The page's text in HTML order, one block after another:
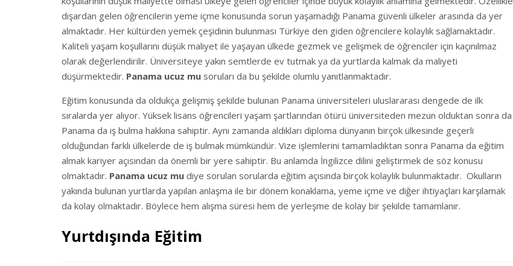
dışardan gelen öğrencilerin yeme içme konusunda sorun yaşamadığı Panama güvenli ülkeler arasında da yer
almaktadır. Her kültürden yemek çeşidinin bulunması Türkiye den giden öğrencilere kolaylık sağlamaktadır.
Kaliteli yaşam koşullarını düşük maliyet ile yaşayan ülkede gezmek ve gelişmek de öğrenciler için kaçınılmaz
olarak değerlendirilir. Üniversiteye yakın semtlerde ev tutmak ya da yurtlarda kalmak da maliyeti
düşürmektedir. Panama ucuz mu soruları da bu şekilde olumlu yanıtlanmaktadır.
Eğitim konusunda da oldukça gelişmiş şekilde bulunan Panama üniversiteleri uluslararası dengede de ilk
sıralarda yer alıyor. Yüksek lisans öğrencileri yaşam şartlarından ötürü üniversiteden mezun olduktan sonra da
Panama da iş bulma hakkına sahiptir. Aynı zamanda aldıkları diploma dünyanın birçok ülkesinde geçerli
olduğundan farklı ülkelerde de iş bulmak mümkündür. Vize işlemlerini tamamladıktan sonra Panama da eğitim
almak kariyer açısından da önemli bir yere sahiptir. Bu anlamda İngilizce dilini geliştirmek de söz konusu
olmaktadır. Panama ucuz mu diye sorulan sorularda eğitim açısında birçok kolaylık bulunmaktadır. Okulların
yakında bulunan yurtlarda yapılan anlaşma ile bir dönem konaklama, yeme içme ve diğer ihtiyaçları karşılamak
da kolay olmaktadır. Böylece hem alışma süresi hem de yerleşme de kolay bir şekilde tamamlanır.
Yurtdışında Eğitim